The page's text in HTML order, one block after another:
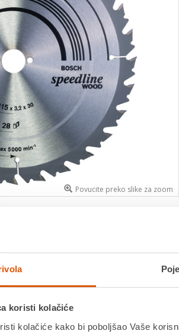
koristi kolačiće
kolačiće kako bi poboljšao Vaše
Povucite preko slike za zoom